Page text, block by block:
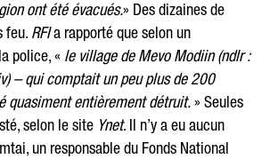
ont été évacués.» Des dizaines de
feu. RFIa rapporté que selon un
police, « le village de Mevo Modiin (ndlr :
– qui comptait un peu plus de 200
quasiment entièrement détruit.» Seules
selon le site Ynet. Il n’y a eu aucun
un responsable du Fonds National